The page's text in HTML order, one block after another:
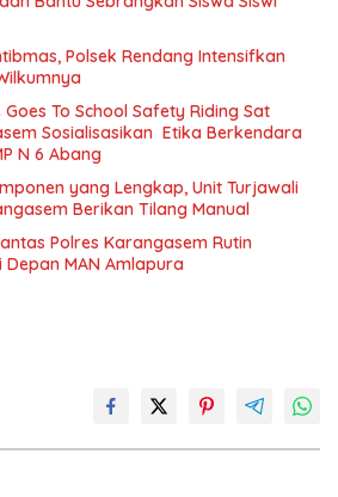
Polsek Rendang Intensifkan
To School Safety Riding Sat
Sosialisasikan Etika Berkendara
N 6 Abang
yang Lengkap, Unit Turjawali
Berikan Tilang Manual
Polres Karangasem Rutin
Depan MAN Amlapura